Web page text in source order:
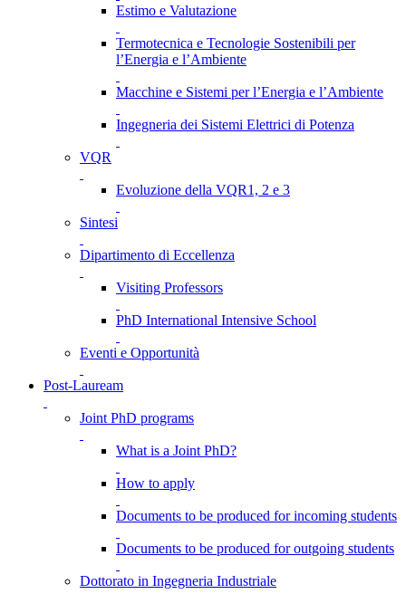
Estimo e Valutazione
Termotecnica e Tecnologie Sostenibili per
l’Energia e l’Ambiente
Macchine e Sistemi per l’Energia e l’Ambiente
Ingegneria dei Sistemi Elettrici di Potenza
VQR
Evoluzione della VQR1, 2 e 3
Sintesi
Dipartimento di Eccellenza
Visiting Professors
PhD International Intensive School
Eventi e Opportunità
Post-Lauream
Joint PhD programs
What is a Joint PhD?
How to apply
Documents to be produced for incoming students
Documents to be produced for outgoing students
Dottorato in Ingegneria Industriale